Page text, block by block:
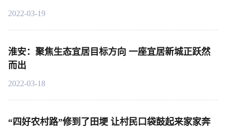
2022-03-19
淮安：聚焦生态宜居目标方向 一座宜居新城正跃然
而出
2022-03-18
“四好农村路”修到了田埂 让村民口袋鼓起来家家奔